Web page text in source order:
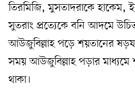
তিরমিজি, মুসতাদরাকে হাকেম,
সুতরাং প্রত্যেকে বনি আদমে
আউজুবিল্লাহ পড়ে শয়তানের
সময় আউজুবিল্লাহ পড়ার মাধ্যমে
থাকা।